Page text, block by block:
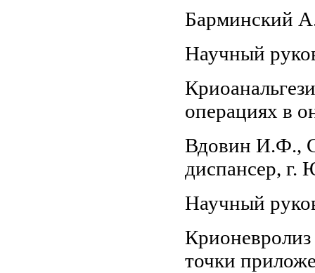
Научный
операциях в
Вдовин И.Ф.,
диспансер,
Научный
Крионевролиз
точки